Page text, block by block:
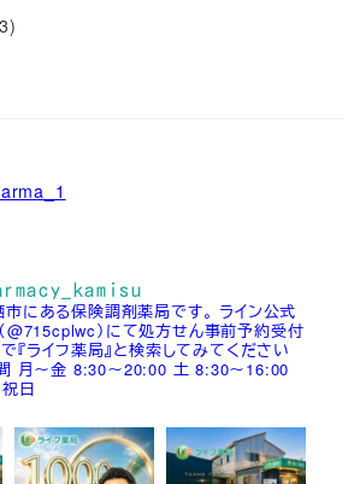
にある保険調剤薬局です。 ライン公式
@715cplwc）にて処方せん事前予約受付
『ライフ薬局』と検索してみてください
月～金 8:30～20:00 土 8:30～16:00
日